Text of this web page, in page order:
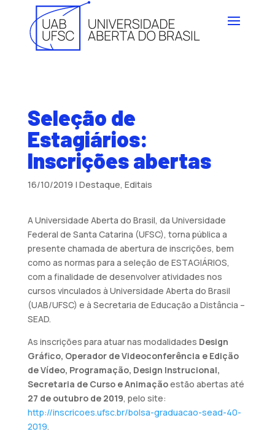
Seleção de
Estagiários:
Inscrições abertas
16/10/2019 | Destaque, Editais
A Universidade Aberta do Brasil, da Universidade
Federal de Santa Catarina (UFSC), torna pública a
presente chamada de abertura de inscrições, bem
como as normas para a seleção de ESTAGIÁRIOS,
com a finalidade de desenvolver atividades nos
cursos vinculados à Universidade Aberta do Brasil
(UAB/UFSC) e à Secretaria de Educação a Distância –
SEAD.
As inscrições para atuar nas modalidades Design
Gráfico, Operador de Videoconferência e Edição
de Vídeo, Programação, Design Instrucional,
Secretaria de Curso e Animaçãoestão abertas até
27 de outubro de 2019, pelo site:
http://inscricoes.ufsc.br/bolsa-graduacao-sead-40-
2019.